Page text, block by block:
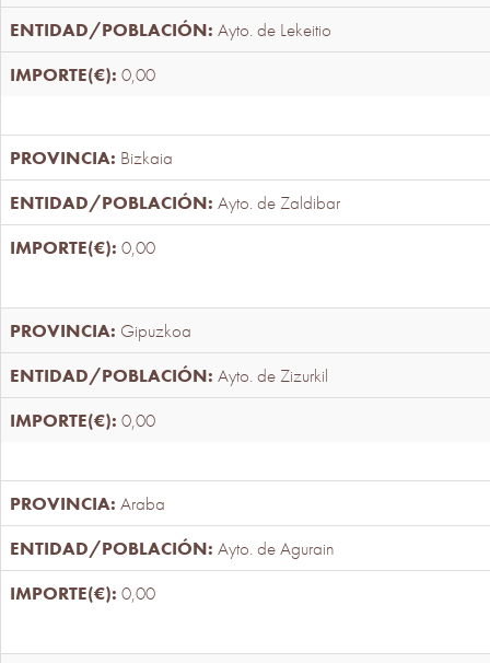
Ayto. de Lekeitio
0,00
Bizkaia
Ayto. de Zaldibar
0,00
Gipuzkoa
Ayto. de Zizurkil
0,00
Araba
Ayto. de Agurain
0,00